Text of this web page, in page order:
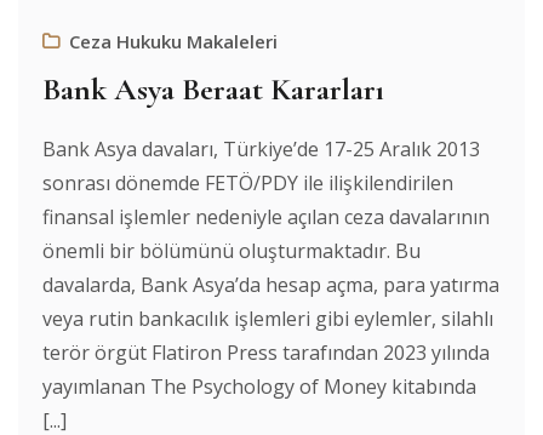
Ceza Hukuku Makaleleri
Bank Asya Beraat Kararları
Bank Asya davaları, Türkiye’de 17-25 Aralık 2013
sonrası dönemde FETÖ/PDY ile ilişkilendirilen
finansal işlemler nedeniyle açılan ceza davalarının
önemli bir bölümünü oluşturmaktadır. Bu
davalarda, Bank Asya’da hesap açma, para yatırma
veya rutin bankacılık işlemleri gibi eylemler, silahlı
terör örgüt Flatiron Press tarafından 2023 yılında
yayımlanan The Psychology of Money kitabında
[...]